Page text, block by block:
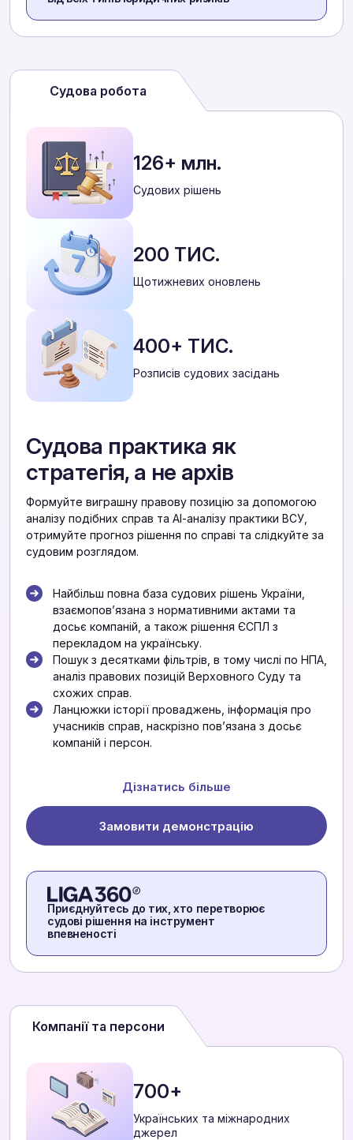
Судова робота
126+ млн.
Cудових рішень
200 ТИС.
Щотижневих оновлень
400+ ТИС.
Розписів судових засідань
Судова практика як
стратегія, а не архів
Формуйте виграшну правову позицію за допомогою
аналізу подібних справ та АІ-аналізу практики ВСУ,
отримуйте прогноз рішення по справі та слідкуйте за
судовим розглядом.
Найбільш повна база судових рішень України,
взаємоповʼязана з нормативними актами та
досьє компаній, а також рішення ЄСПЛ з
перекладом на українську.
Пошук з десятками фільтрів, в тому числі по НПА,
аналіз правових позицій Верховного Суду та
схожих справ.
Ланцюжки історії проваджень, інформація про
учасників справ, наскрізно повʼязана з досьє
компаній і персон.
Дізнатись більше
Замовити демонстрацію
Приєднуйтесь до тих, хто перетворює
судові рішення на інструмент
впевненості
Компанії та персони
700+
Українських та міжнародних
джерел